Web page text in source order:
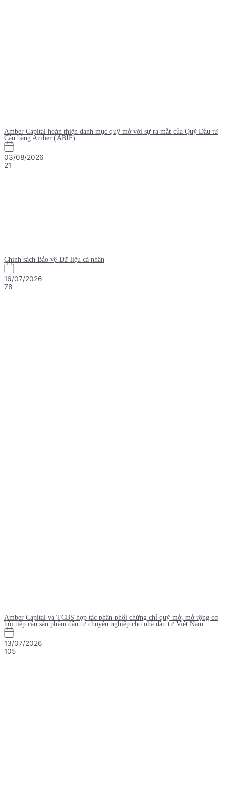
Amber Capital hoàn thiện danh mục quỹ mở với sự ra mắt của Quỹ Đầu tư
Cân bằng Amber (ABIF)
03/08/2026
21
Chính sách Bảo vệ Dữ liệu cá nhân
16/07/2026
78
Amber Capital và TCBS hợp tác phân phối chứng chỉ quỹ mở, mở rộng cơ
hội tiếp cận sản phẩm đầu tư chuyên nghiệp cho nhà đầu tư Việt Nam
13/07/2026
105